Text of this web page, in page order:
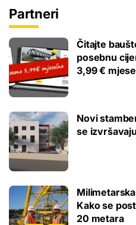
Partneri
Čitajte
posebnu
3,99 €
Novi
se
Kako se
20 metara